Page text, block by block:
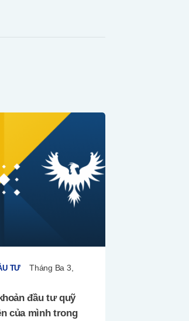
TƯ
Tháng Ba 3,
đầu tư quỹ
của mình trong